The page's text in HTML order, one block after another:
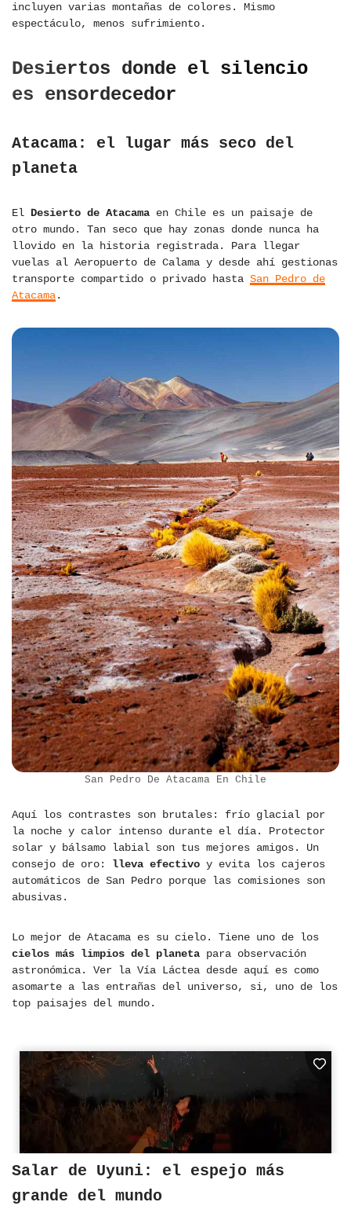
incluyen varias montañas de colores. Mismo
espectáculo, menos sufrimiento.
Desiertos donde el silencio
es ensordecedor
Atacama: el lugar más seco del
planeta
El Desierto de Atacama en Chile es un paisaje de
otro mundo. Tan seco que hay zonas donde nunca ha
llovido en la historia registrada. Para llegar
vuelas al Aeropuerto de Calama y desde ahí gestionas
transporte compartido o privado hasta San Pedro de
Atacama.
San Pedro De Atacama En Chile
Aquí los contrastes son brutales: frío glacial por
la noche y calor intenso durante el día. Protector
solar y bálsamo labial son tus mejores amigos. Un
consejo de oro: lleva efectivo y evita los cajeros
automáticos de San Pedro porque las comisiones son
abusivas.
Lo mejor de Atacama es su cielo. Tiene uno de los
cielos más limpios del planeta para observación
astronómica. Ver la Vía Láctea desde aquí es como
asomarte a las entrañas del universo, si, uno de los
top paisajes del mundo.
Salar de Uyuni: el espejo más
grande del mundo